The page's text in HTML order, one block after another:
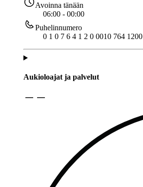
Avoinna tänään
06:00 - 00:00
Puhelinnumero
0 1 0 7 6 4 1 2 0 0010 764 1200
Aukioloajat ja palvelut